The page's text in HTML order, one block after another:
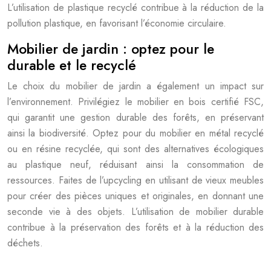
L’utilisation de plastique recyclé contribue à la réduction de la
pollution plastique, en favorisant l’économie circulaire.
Mobilier de jardin : optez pour le
durable et le recyclé
Le choix du mobilier de jardin a également un impact sur
l’environnement. Privilégiez le mobilier en bois certifié FSC,
qui garantit une gestion durable des forêts, en préservant
ainsi la biodiversité. Optez pour du mobilier en métal recyclé
ou en résine recyclée, qui sont des alternatives écologiques
au plastique neuf, réduisant ainsi la consommation de
ressources. Faites de l’upcycling en utilisant de vieux meubles
pour créer des pièces uniques et originales, en donnant une
seconde vie à des objets. L’utilisation de mobilier durable
contribue à la préservation des forêts et à la réduction des
déchets.